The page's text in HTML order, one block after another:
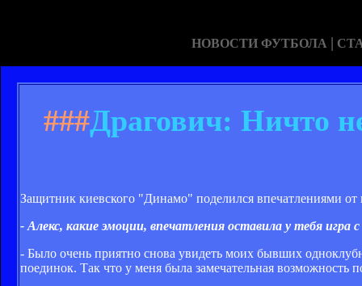
НОВОСТИ ФУТБОЛА |
###Драгович: Ничто
Защитник киевского "Динамо" поделился впечатлениями
- Алекс, какие эмоции, впечатления оставила у тебя игра
- Было очень приятно снова увидеть моих бывших
поединок. Так что у меня была замечательная возможность